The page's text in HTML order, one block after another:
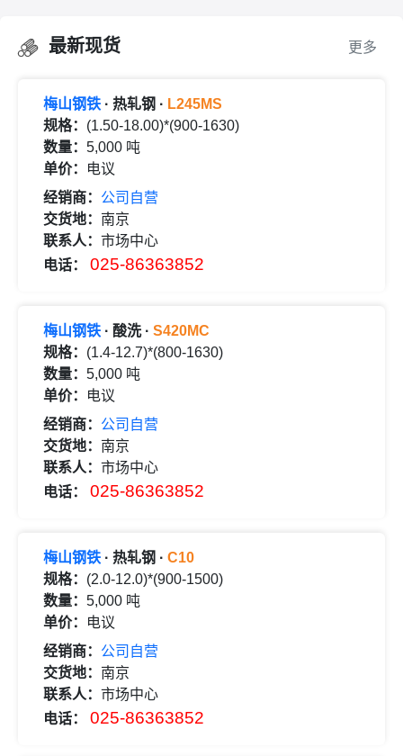
最新现货 更多
梅山钢铁 · 热轧钢 · L245MS
规格： (1.50-18.00)*(900-1630)
数量： 5,000 吨
单价：
电议
经销商： 公司自营
交货地： 南京
联系人： 市场中心
电话：
025-86363852
梅山钢铁 · 酸洗 · S420MC
规格： (1.4-12.7)*(800-1630)
数量： 5,000 吨
单价：
电议
经销商： 公司自营
交货地： 南京
联系人： 市场中心
电话：
025-86363852
梅山钢铁 · 热轧钢 · C10
规格： (2.0-12.0)*(900-1500)
数量： 5,000 吨
单价：
电议
经销商： 公司自营
交货地： 南京
联系人： 市场中心
电话：
025-86363852